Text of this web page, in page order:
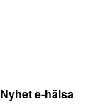
Nyhet e-hälsa